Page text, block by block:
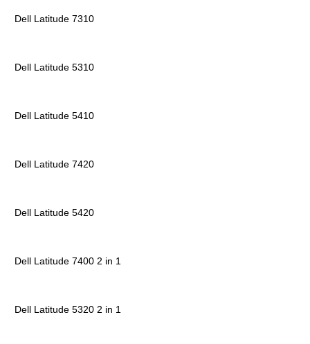
Dell Latitude 7310
Dell Latitude 5310
Dell Latitude 5410
Dell Latitude 7420
Dell Latitude 5420
Dell Latitude 7400 2 in 1
Dell Latitude 5320 2 in 1